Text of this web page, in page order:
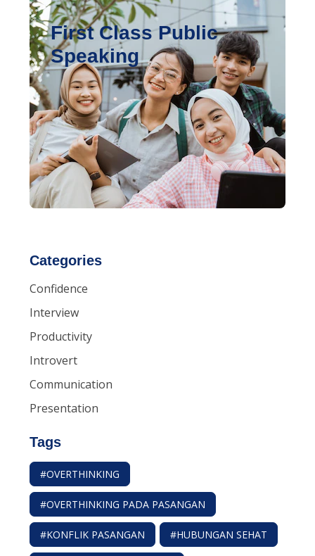
Categories
Confidence
Interview
Productivity
Introvert
Communication
Presentation
Tags
#OVERTHINKING
#OVERTHINKING PADA PASANGAN
#KONFLIK PASANGAN #HUBUNGAN SEHAT
First Class Public
Speaking